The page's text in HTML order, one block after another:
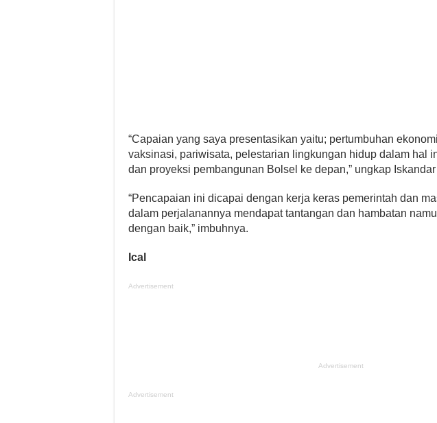
“Capaian yang saya presentasikan yaitu; pertumbuhan
vaksinasi, pariwisata, pelestarian lingkungan hidup dalam hal
dan proyeksi pembangunan Bolsel ke depan,” ungkap
“Pencapaian ini dicapai dengan kerja keras pemerintah dan
dalam perjalanannya mendapat tantangan dan hambatan
dengan baik,” imbuhnya.
Ical
Advertisement
Advertisement
Advertisement